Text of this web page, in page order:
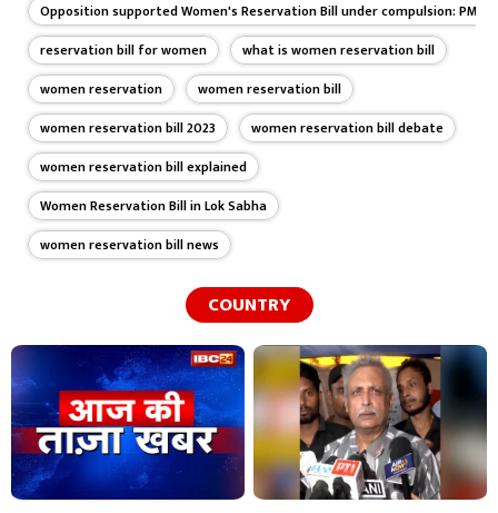
Opposition supported Women's Reservation Bill under compulsion: PM
reservation bill for women
what is women reservation bill
women reservation
women reservation bill
women reservation bill 2023
women reservation bill debate
women reservation bill explained
Women Reservation Bill in Lok Sabha
women reservation bill news
COUNTRY